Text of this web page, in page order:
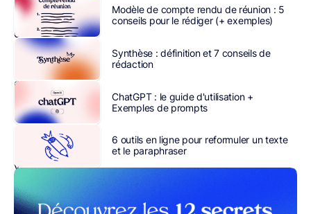
fixez
des
objectifs
ambitieux
en
début
d’année
vous
à
Modèle de compte rendu de réunion : 5
conseils pour le rédiger (+ exemples)
Synthèse : définition et 7 conseils de
rédaction
ChatGPT : le guide d'utilisation +
Exemples de prompts
6 outils en ligne pour reformuler un texte
et le paraphraser